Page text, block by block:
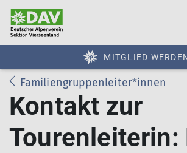
MITGLIED
Familiengruppenleiter*innen
Kontakt zur
Tourenleiterin: